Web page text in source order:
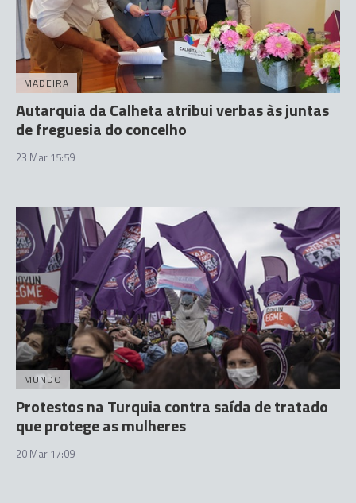
MADEIRA
Autarquia da Calheta atribui verbas às juntas
de freguesia do concelho
23 Mar 15:59
MUNDO
Protestos na Turquia contra saída de tratado
que protege as mulheres
20 Mar 17:09